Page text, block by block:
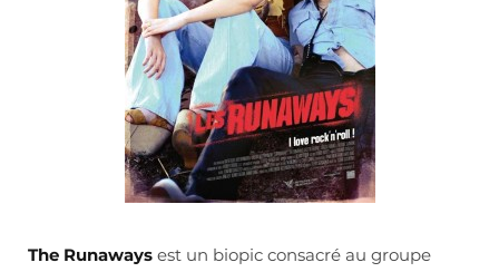
The Runaways est un biopic consacré au groupe